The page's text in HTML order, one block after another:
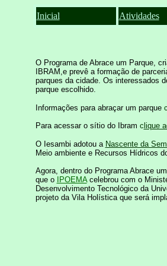
Inicial Atividades
O Programa de Abrace um Parque,
IBRAM,e prevê a formação de
parques da cidade. Os interessados
parque escolhido.
Informações para abraçar um parque c
Para acessar o sítio do Ibram c lique
O Iesambi adotou a Nascente da
Meio ambiente e Recursos Hídricos
Agora, dentro do Programa Abrace
que o
IPOEMAcelebrou com o
Desenvolvimento Tecnológico da
projeto da Vila Holística que será